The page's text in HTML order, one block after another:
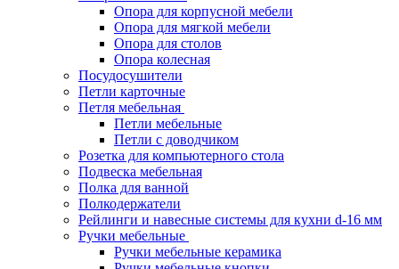
Опора для корпусной мебели
Опора для мягкой мебели
Опора для столов
Опора колесная
Посудосушители
Петли карточные
Петля мебельная
Петли мебельные
Петли с доводчиком
Розетка для компьютерного стола
Подвеска мебельная
Полка для ванной
Полкодержатели
Рейлинги и навесные системы для кухни d-16 мм
Ручки мебельные
Ручки мебельные керамика